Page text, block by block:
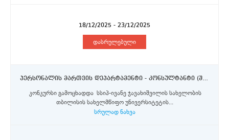
18/12/2025 - 23/12/2025
დასრულებული
პერსონალის მართვის დეპარტამენტი - კონსულტანტი (შტატგარეშე)
კონკურსი გამოცხადდა სსიპ-ივანე ჯავახიშვილის სახელობის
თბილისის სახელმწიფო უნივერსიტეტის...
სრულად ნახვა